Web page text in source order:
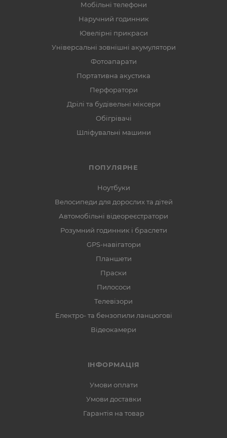
Мобільні телефони
Наручний годинник
Ювелірні прикраси
Універсальні зовнішні акумулятори
Фотоапарати
Портативна акустика
Перфоратори
Дрілі та будівельні міксери
Обігрівачі
Шліфувальні машини
ПОПУЛЯРНЕ
Ноутбуки
Велосипеди для дорослих та дітей
Автомобільні відеореєстратори
Розумний годинник і браслети
GPS-навігатори
Планшети
Праски
Пилососи
Телевізори
Електро- та бензопили ланцюгові
Відеокамери
ІНФОРМАЦІЯ
Умови оплати
Умови доставки
Гарантія на товар